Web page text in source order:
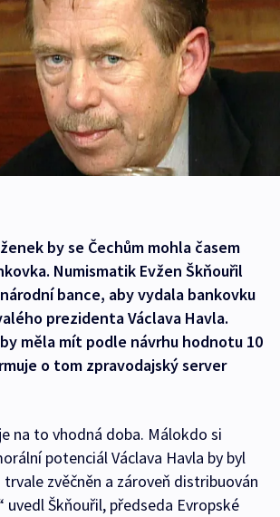
by se Čechům mohla časem
Numismatik Evžen Škňouřil
bance, aby vydala bankovku
prezidenta Václava Havla.
měla mít podle návrhu hodnotu 10
o tom zpravodajský server
na to vhodná doba. Málokdo si
potenciál Václava Havla by byl
zvěčněn a zároveň distribuován
uvedl Škňouřil, předseda Evropské